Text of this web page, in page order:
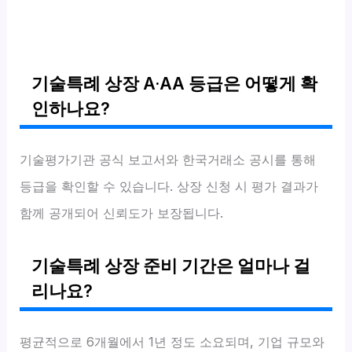
기술특례 상장 A·AA 등급은 어떻게 확
인하나요?
기술평가기관 공식 보고서와 한국거래소 공시를 통해
등급을 확인할 수 있습니다. 상장 신청 시 평가 결과가
함께 공개되어 신뢰도가 보장됩니다.
기술특례 상장 준비 기간은 얼마나 걸
리나요?
평균적으로 6개월에서 1년 정도 소요되며, 기업 규모와